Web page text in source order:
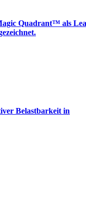
Quadrant™ als
Belastbarkeit in